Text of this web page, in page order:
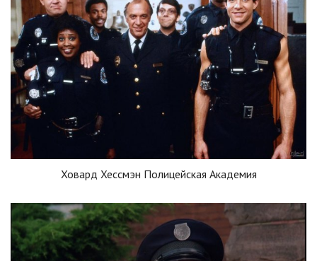
Ховард Хессмэн Полицейская Академия